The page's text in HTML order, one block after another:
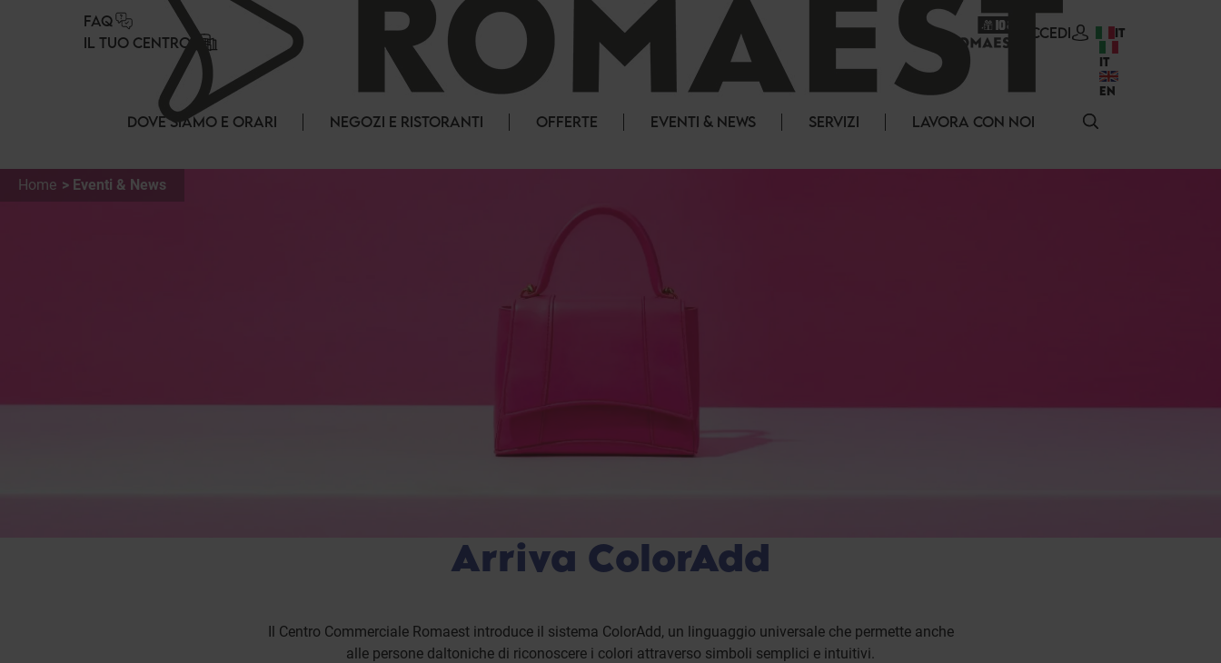
FAQ
IL TUO CENTRO
ACCEDI
IT
IT
EN
DOVE SIAMO E ORARI NEGOZI E RISTORANTI OFFERTE EVENTI & NEWS SERVIZI LAVORA CON NOI
Home Eventi & News
Arriva ColorAdd
Il Centro Commerciale Romaest introduce il sistema ColorAdd, un linguaggio universale che permette anche
alle persone daltoniche di riconoscere i colori attraverso simboli semplici e intuitivi.
Pannello di gestione dei cookies